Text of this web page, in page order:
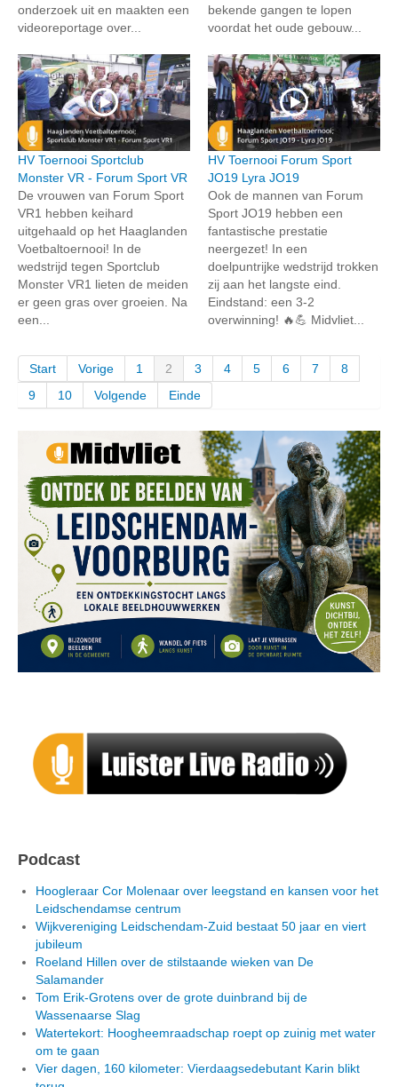
onderzoek uit en maakten een
videoreportage over...
bekende gangen te lopen
voordat het oude gebouw...
HV Toernooi Sportclub
Monster VR - Forum Sport VR
De vrouwen van Forum Sport
VR1 hebben keihard
uitgehaald op het Haaglanden
Voetbaltoernooi! In de
wedstrijd tegen Sportclub
Monster VR1 lieten de meiden
er geen gras over groeien. Na
een...
HV Toernooi Forum Sport
JO19 Lyra JO19
Ook de mannen van Forum
Sport JO19 hebben een
fantastische prestatie
neergezet! In een
doelpuntrijke wedstrijd trokken
zij aan het langste eind.
Eindstand: een 3-2
overwinning! 🔥💪 Midvliet...
Start Vorige 1 2 3 4 5 6 7
8
9
10 Volgende Einde
Podcast
Hoogleraar Cor Molenaar over leegstand en kansen voor het
Leidschendamse centrum
Wijkvereniging Leidschendam-Zuid bestaat 50 jaar en viert
jubileum
Roeland Hillen over de stilstaande wieken van De
Salamander
Tom Erik-Grotens over de grote duinbrand bij de
Wassenaarse Slag
Watertekort: Hoogheemraadschap roept op zuinig met water
om te gaan
Vier dagen, 160 kilometer: Vierdaagsedebutant Karin blikt